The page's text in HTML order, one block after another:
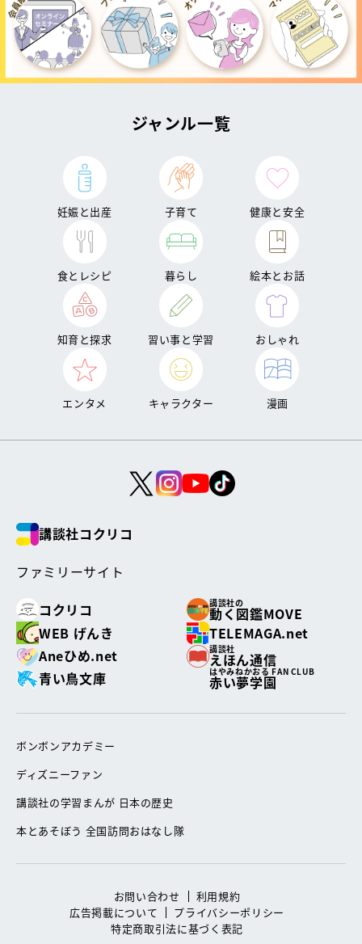
ジャンル一覧
妊娠と出産 子育て 健康と安全
食とレシピ 暮らし 絵本とお話
知育と探求 習い事と学習 おしゃれ
エンタメ キャラクター 漫画
講談社コクリコ
ファミリーサイト
コクリコ
講談社の
動く図鑑MOVE
WEB げんき
TELEMAGA.net
Aneひめ.net
講談社
えほん通信
青い鳥文庫
はやみねかおる FAN CLUB
赤い夢学園
ボンボンアカデミー
ディズニーファン
講談社の学習まんが 日本の歴史
本とあそぼう 全国訪問おはなし隊
お問い合わせ
利用規約
広告掲載について
プライバシーポリシー
特定商取引法に基づく表記